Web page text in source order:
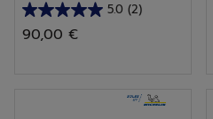
5.0 (2)
5.0
von
90,00 €